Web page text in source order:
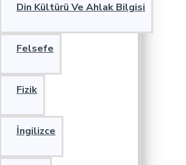
Din Kültürü Ve Ahlak Bilgisi
Felsefe
Fizik
İngilizce